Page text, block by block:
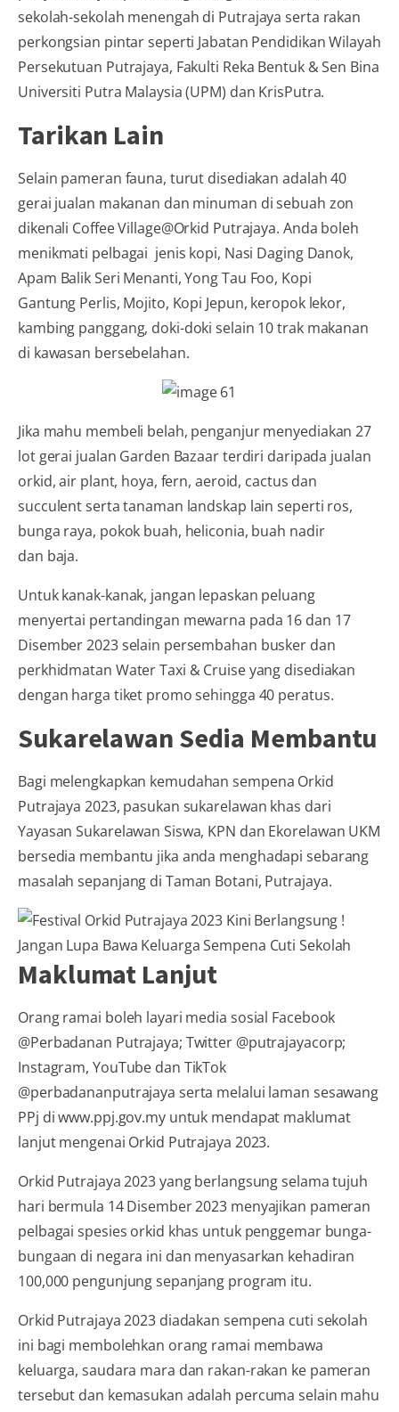
sekolah-sekolah menengah di Putrajaya serta rakan
perkongsian pintar seperti Jabatan Pendidikan Wilayah
Persekutuan Putrajaya, Fakulti Reka Bentuk & Sen Bina
Universiti Putra Malaysia (UPM) dan KrisPutra.
Tarikan Lain
Selain pameran fauna, turut disediakan adalah 40
gerai jualan makanan dan minuman di sebuah zon
dikenali Coffee Village@Orkid Putrajaya. Anda boleh
menikmati pelbagai jenis kopi, Nasi Daging Danok,
Apam Balik Seri Menanti, Yong Tau Foo, Kopi
Gantung Perlis, Mojito, Kopi Jepun, keropok lekor,
kambing panggang, doki-doki selain 10 trak makanan
di kawasan bersebelahan.
Jika mahu membeli belah, penganjur menyediakan 27
lot gerai jualan Garden Bazaar terdiri daripada jualan
orkid, air plant, hoya, fern, aeroid, cactus dan
succulent serta tanaman landskap lain seperti ros,
bunga raya, pokok buah, heliconia, buah nadir
dan baja.
Untuk kanak-kanak, jangan lepaskan peluang
menyertai pertandingan mewarna pada 16 dan 17
Disember 2023 selain persembahan busker dan
perkhidmatan Water Taxi & Cruise yang disediakan
dengan harga tiket promo sehingga 40 peratus.
Sukarelawan Sedia Membantu
Bagi melengkapkan kemudahan sempena Orkid
Putrajaya 2023, pasukan sukarelawan khas dari
Yayasan Sukarelawan Siswa, KPN dan Ekorelawan UKM
bersedia membantu jika anda menghadapi sebarang
masalah sepanjang di Taman Botani, Putrajaya.
Maklumat Lanjut
Orang ramai boleh layari media sosial Facebook
@Perbadanan Putrajaya; Twitter @putrajayacorp;
Instagram, YouTube dan TikTok
@perbadananputrajaya serta melalui laman sesawang
PPj di www.ppj.gov.my untuk mendapat maklumat
lanjut mengenai Orkid Putrajaya 2023.
Orkid Putrajaya 2023 yang berlangsung selama tujuh
hari bermula 14 Disember 2023 menyajikan pameran
pelbagai spesies orkid khas untuk penggemar bunga-
bungaan di negara ini dan menyasarkan kehadiran
100,000 pengunjung sepanjang program itu.
Orkid Putrajaya 2023 diadakan sempena cuti sekolah
ini bagi membolehkan orang ramai membawa
keluarga, saudara mara dan rakan-rakan ke pameran
tersebut dan kemasukan adalah percuma selain mahu